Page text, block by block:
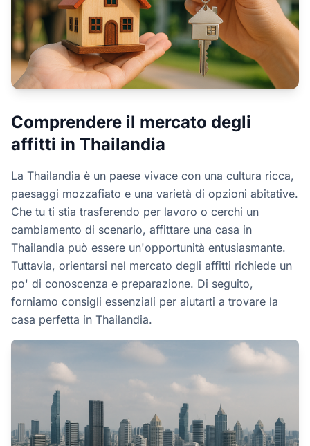
Comprendere il mercato degli
affitti in Thailandia
La Thailandia è un paese vivace con una cultura ricca,
paesaggi mozzafiato e una varietà di opzioni abitative.
Che tu ti stia trasferendo per lavoro o cerchi un
cambiamento di scenario, affittare una casa in
Thailandia può essere un'opportunità entusiasmante.
Tuttavia, orientarsi nel mercato degli affitti richiede un
po' di conoscenza e preparazione. Di seguito,
forniamo consigli essenziali per aiutarti a trovare la
casa perfetta in Thailandia.